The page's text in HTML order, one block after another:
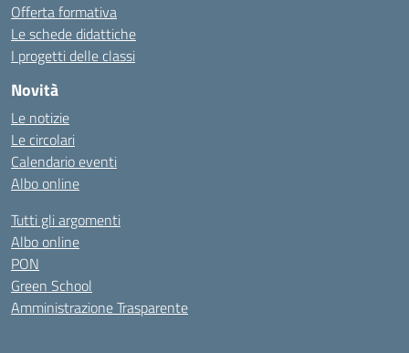
Offerta formativa
Le schede didattiche
I progetti delle classi
Novità
Le notizie
Le circolari
Calendario eventi
Albo online
Tutti gli argomenti
Albo online
PON
Green School
Amministrazione Trasparente